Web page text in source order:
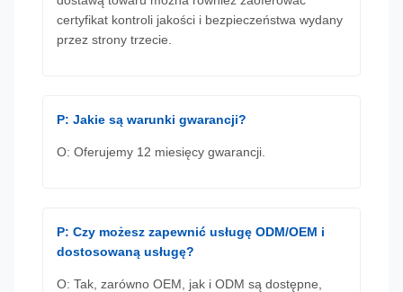
certyfikat kontroli jakości i bezpieczeństwa wydany
przez strony trzecie.
P: Jakie są warunki gwarancji?
O: Oferujemy 12 miesięcy gwarancji.
P: Czy możesz zapewnić usługę ODM/OEM i
dostosowaną usługę?
O: Tak, zarówno OEM, jak i ODM są dostępne,